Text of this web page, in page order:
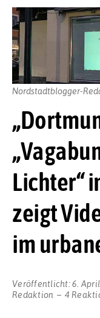
Lichter“
zeigt
im
Veröffentlicht:6.
Redaktion
4
Nordstadtblogger-